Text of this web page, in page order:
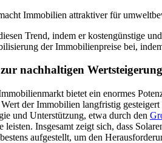
Immobilien attraktiver für
Trend, indem er kostengünstige
der Immobilienpreise bei,
nachhaltigen Wertsteigerung
bietet ein enormes
der Immobilien langfristig
und Unterstützung, etwa durch den
Insgesamt zeigt sich, dass
aufgestellt, um den